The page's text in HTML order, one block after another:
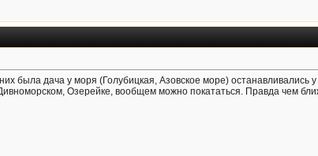
была дача у моря (Голубицкая, Азовское море)
Озерейке, вообщем можно покататься. Правда чем